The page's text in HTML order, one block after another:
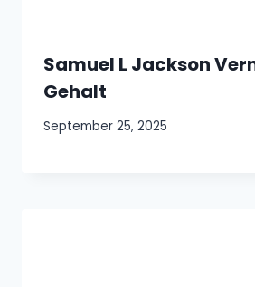
Samuel L Jackson
Gehalt
September 25, 2025